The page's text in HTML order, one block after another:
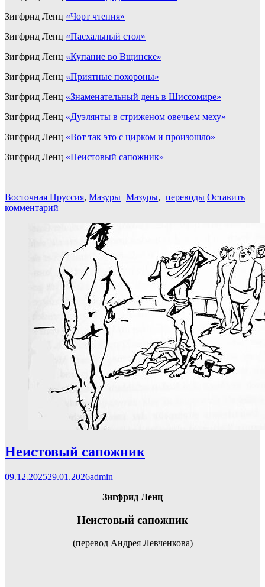
Зигфрид Ленц «Чорт чтения»
Зигфрид Ленц «Пасхальный стол»
Зигфрид Ленц «Купание во Вщинске»
Зигфрид Ленц «Приятные похороны»
Зигфрид Ленц «Знаменательный день в Шиссомире»
Зигфрид Ленц «Дуэлянты в стриженом овечьем меху»
Зигфрид Ленц «Вот так это с цирком и произошло»
Зигфрид Ленц «Неистовый сапожник»
Восточная Пруссия, Мазуры Мазуры, переводы Оставить
комментарий
Неистовый сапожник
09.12.202529.01.2026admin
Зигфрид Ленц
Неистовый сапожник
(перевод Андрея Левченкова)